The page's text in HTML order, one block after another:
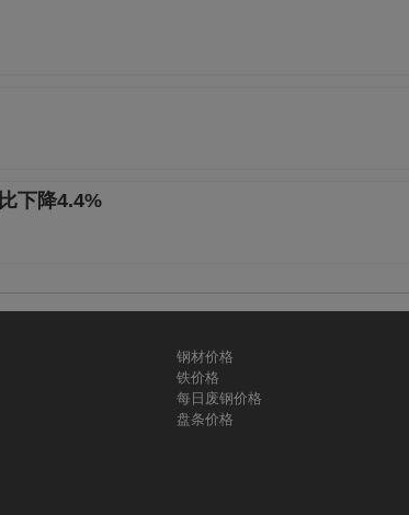
下降4.4%
钢材价格
铁价格
每日废钢价格
盘条价格